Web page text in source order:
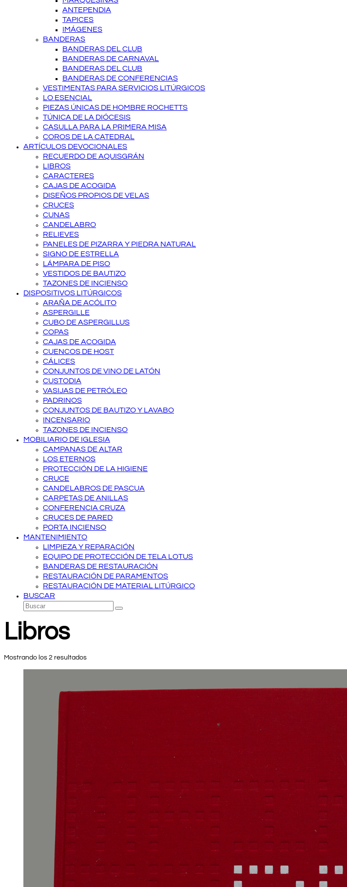
ANTEPENDIA
TAPICES
IMÁGENES
BANDERAS
BANDERAS DEL CLUB
BANDERAS DE CARNAVAL
BANDERAS DEL CLUB
BANDERAS DE CONFERENCIAS
VESTIMENTAS PARA SERVICIOS LITÚRGICOS
LO ESENCIAL
PIEZAS ÚNICAS DE HOMBRE ROCHETTS
TÚNICA DE LA DIÓCESIS
CASULLA PARA LA PRIMERA MISA
COROS DE LA CATEDRAL
ARTÍCULOS DEVOCIONALES
RECUERDO DE AQUISGRÁN
LIBROS
CARACTERES
CAJAS DE ACOGIDA
DISEÑOS PROPIOS DE VELAS
CRUCES
CUNAS
CANDELABRO
RELIEVES
PANELES DE PIZARRA Y PIEDRA NATURAL
SIGNO DE ESTRELLA
LÁMPARA DE PISO
VESTIDOS DE BAUTIZO
TAZONES DE INCIENSO
DISPOSITIVOS LITÚRGICOS
ARAÑA DE ACÓLITO
ASPERGILLE
CUBO DE ASPERGILLUS
COPAS
CAJAS DE ACOGIDA
CUENCOS DE HOST
CÁLICES
CONJUNTOS DE VINO DE LATÓN
CUSTODIA
VASIJAS DE PETRÓLEO
PADRINOS
CONJUNTOS DE BAUTIZO Y LAVABO
INCENSARIO
TAZONES DE INCIENSO
MOBILIARIO DE IGLESIA
CAMPANAS DE ALTAR
LOS ETERNOS
PROTECCIÓN DE LA HIGIENE
CRUCE
CANDELABROS DE PASCUA
CARPETAS DE ANILLAS
CONFERENCIA CRUZA
CRUCES DE PARED
PORTA INCIENSO
MANTENIMIENTO
LIMPIEZA Y REPARACIÓN
EQUIPO DE PROTECCIÓN DE TELA LOTUS
BANDERAS DE RESTAURACIÓN
RESTAURACIÓN DE PARAMENTOS
RESTAURACIÓN DE MATERIAL LITÚRGICO
BUSCAR
Buscar
Enviar
Libros
Mostrando los 2 resultados